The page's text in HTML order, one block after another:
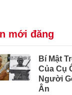
mới đăng
Bí Mật
Của Cụ
Người
Ân